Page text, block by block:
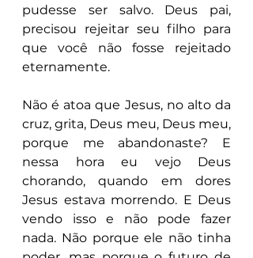
pudesse ser salvo. Deus pai,
precisou rejeitar seu filho para
que você não fosse rejeitado
eternamente.
Não é atoa que Jesus, no alto da
cruz, grita, Deus meu, Deus meu,
porque me abandonaste? E
nessa hora eu vejo Deus
chorando, quando em dores
Jesus estava morrendo. E Deus
vendo isso e não pode fazer
nada. Não porque ele não tinha